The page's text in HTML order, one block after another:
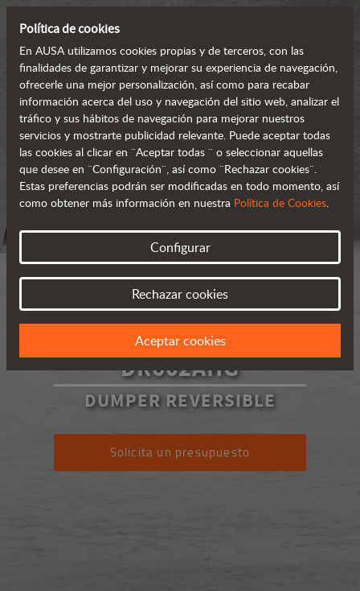
DR602AHG
DUMPER REVERSIBLE
Solicita un presupuesto
Política de cookies
En AUSA utilizamos cookies propias y de terceros, con las
finalidades de garantizar y mejorar su experiencia de navegación,
ofrecerle una mejor personalización, así como para recabar
información acerca del uso y navegación del sitio web, analizar el
tráfico y sus hábitos de navegación para mejorar nuestros
servicios y mostrarte publicidad relevante. Puede aceptar todas
las cookies al clicar en ¨Aceptar todas ¨ o seleccionar aquellas
que desee en ¨Configuración¨, así como ¨Rechazar cookies¨.
Estas preferencias podrán ser modificadas en todo momento, así
como obtener más información en nuestra Política de Cookies.
Configurar
Rechazar cookies
Aceptar cookies